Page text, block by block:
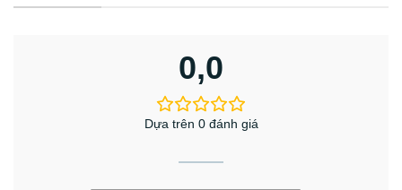
0,0
Dựa trên 0 đánh giá